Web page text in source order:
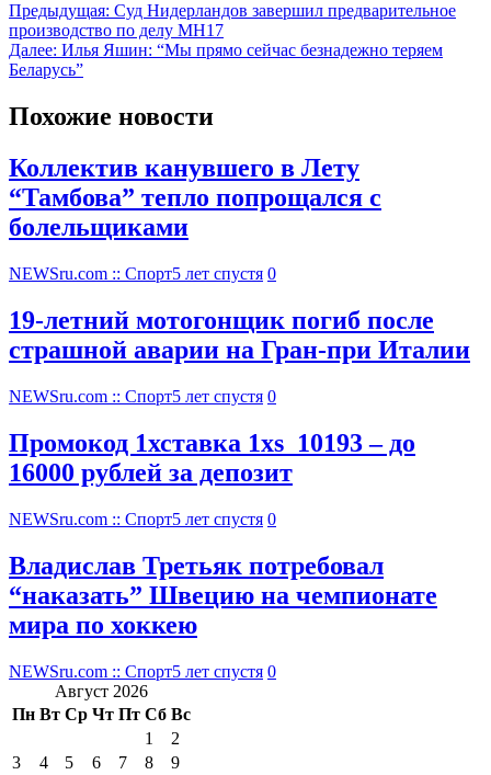
Предыдущая: Cуд Нидерландов завершил предварительное
производство по делу MH17
Далее: Илья Яшин: “Мы прямо сейчас безнадежно теряем
Беларусь”
Похожие новости
Коллектив канувшего в Лету
“Тамбова” тепло попрощался с
болельщиками
NEWSru.com :: Спорт5 лет спустя 0
19-летний мотогонщик погиб после
страшной аварии на Гран-при Италии
NEWSru.com :: Спорт5 лет спустя 0
Промокод 1хставка 1xs_10193 – до
16000 рублей за депозит
NEWSru.com :: Спорт5 лет спустя 0
Владислав Третьяк потребовал
“наказать” Швецию на чемпионате
мира по хоккею
NEWSru.com :: Спорт5 лет спустя 0
Август 2026
Пн Вт Ср Чт Пт Сб Вс
1
2
3
4 5 6 7 8
9